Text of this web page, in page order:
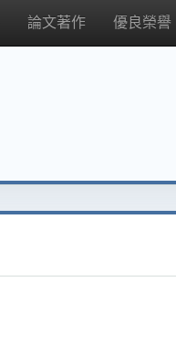
論文著作 優良榮譽